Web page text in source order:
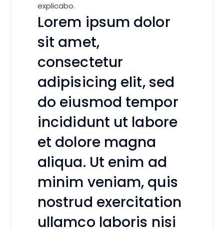
explicabo.
Lorem ipsum dolor
sit amet,
consectetur
adipisicing elit, sed
do eiusmod tempor
incididunt ut labore
et dolore magna
aliqua. Ut enim ad
minim veniam, quis
nostrud exercitation
ullamco laboris nisi